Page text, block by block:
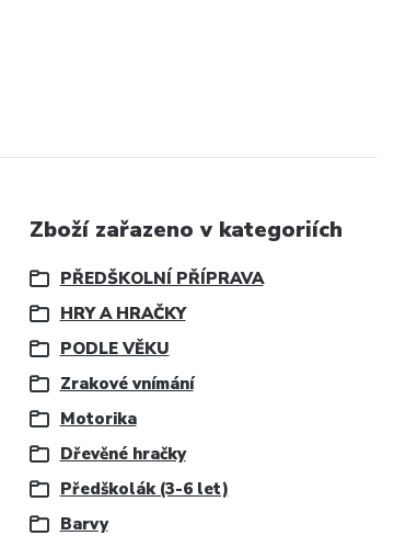
Zboží zařazeno v kategoriích
PŘEDŠKOLNÍ PŘÍPRAVA
HRY A HRAČKY
PODLE VĚKU
Zrakové vnímání
Motorika
Dřevěné hračky
Předškolák (3-6 let)
Barvy